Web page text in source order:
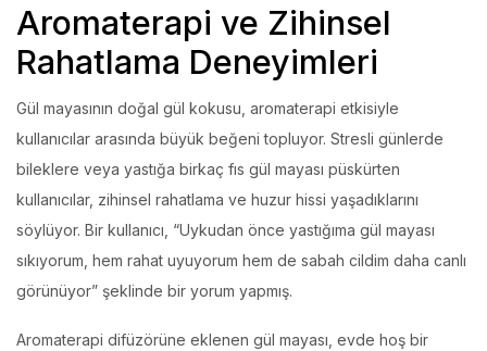
Aromaterapi ve Zihinsel
Rahatlama Deneyimleri
Gül mayasının doğal gül kokusu, aromaterapi etkisiyle
kullanıcılar arasında büyük beğeni topluyor. Stresli günlerde
bileklere veya yastığa birkaç fıs gül mayası püskürten
kullanıcılar, zihinsel rahatlama ve huzur hissi yaşadıklarını
söylüyor. Bir kullanıcı, “Uykudan önce yastığıma gül mayası
sıkıyorum, hem rahat uyuyorum hem de sabah cildim daha canlı
görünüyor” şeklinde bir yorum yapmış.
Aromaterapi difüzörüne eklenen gül mayası, evde hoş bir